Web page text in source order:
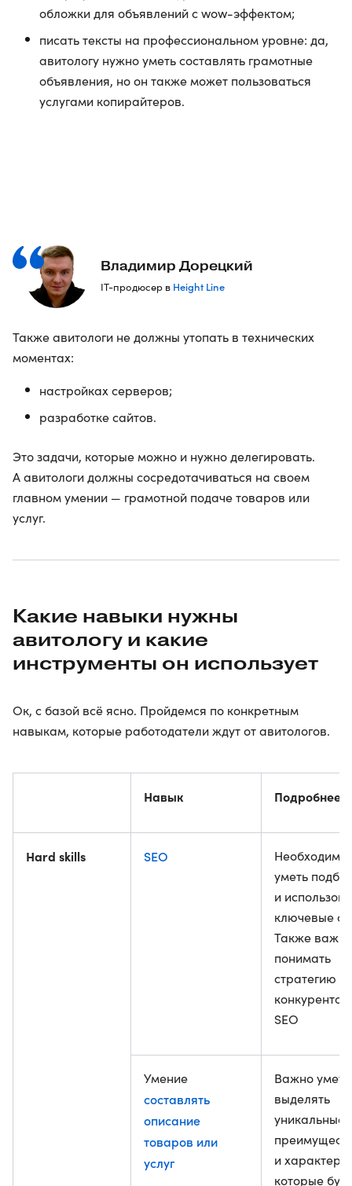
обложки для объявлений с wow-эффектом;
писать тексты на профессиональном уровне: да,
авитологу нужно уметь составлять грамотные
объявления, но он также может пользоваться
услугами копирайтеров.
Владимир Дорецкий
IT-продюсер в Height Line
Также авитологи не должны утопать в технических
моментах:
настройках серверов;
разработке сайтов.
Это задачи, которые можно и нужно делегировать.
А авитологи должны сосредотачиваться на своем
главном умении — грамотной подаче товаров или
услуг.
Какие навыки нужны
авитологу и какие
инструменты он использует
Ок, с базой всё ясно. Пройдемся по конкретным
навыкам, которые работодатели ждут от авитологов.
Навык Подробнее
Hard skills SEO
Необходимо
уметь
и
ключевые
Также важно
понимать
стратегию
SEO
Умение
составлять
описание
товаров или
услуг
Важно уметь
выделять
уникальные
и
которые